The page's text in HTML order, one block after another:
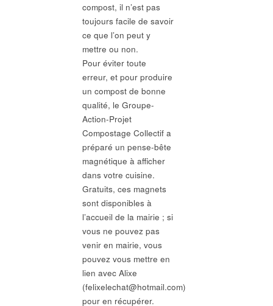
compost, il n’est pas
toujours facile de savoir
ce que l’on peut y
mettre ou non.
Pour éviter toute
erreur, et pour produire
un compost de bonne
qualité, le Groupe-
Action-Projet
Compostage Collectif a
préparé un pense-bête
magnétique à afficher
dans votre cuisine.
Gratuits, ces magnets
sont disponibles à
l’accueil de la mairie ; si
vous ne pouvez pas
venir en mairie, vous
pouvez vous mettre en
lien avec Alixe
(felixelechat@hotmail.com)
pour en récupérer.